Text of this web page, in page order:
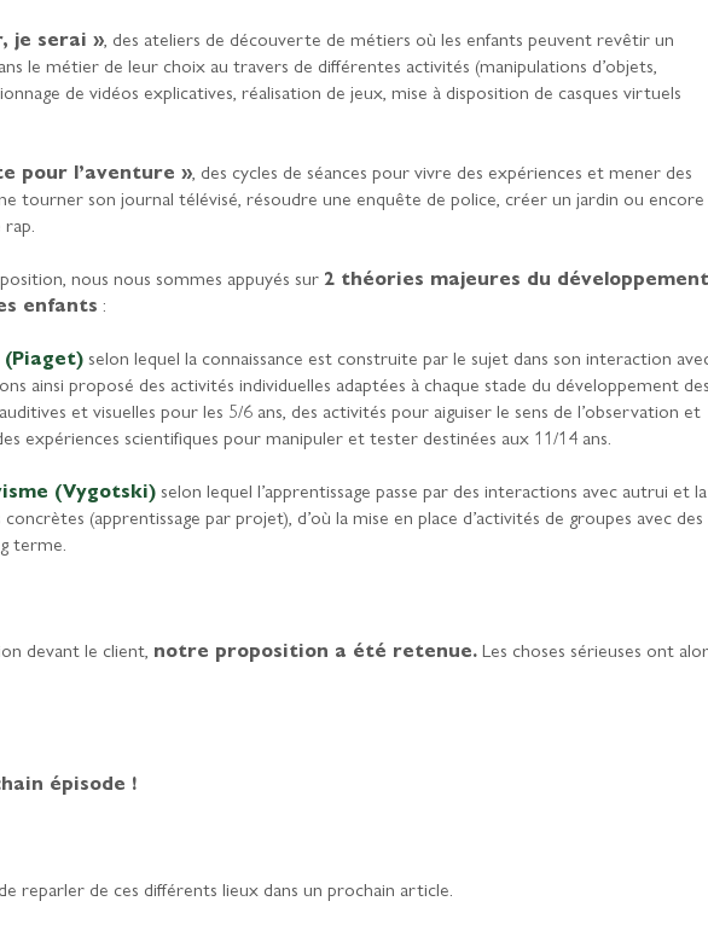
je serai », des ateliers de découverte de métiers où les enfants peuvent revêtir un
le métier de leur choix au travers de différentes activités (manipulations d’objets,
de vidéos explicatives, réalisation de jeux, mise à disposition de casques virtuels
pour l’aventure », des cycles de séances pour vivre des expériences et mener des
tourner son journal télévisé, résoudre une enquête de police, créer un jardin ou encore
nous nous sommes appuyés sur 2 théories majeures du développement
enfants :
selon lequel la connaissance est construite par le sujet dans son interaction
ainsi proposé des activités individuelles adaptées à chaque stade du développement
et visuelles pour les 5/6 ans, des activités pour aiguiser le sens de l’observation et
expériences scientifiques pour manipuler et tester destinées aux 11/14 ans.
(Vygotski) selon lequel l’apprentissage passe par des interactions avec autrui et la
(apprentissage par projet), d’où la mise en place d’activités de groupes avec des
terme.
devant le client, notre proposition a été retenue.Les choses sérieuses ont
épisode !
reparler de ces différents lieux dans un prochain article.